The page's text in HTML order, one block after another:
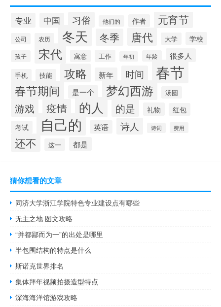
专业 中国 习俗 他们的 作者 元宵节
公司 农历 冬天 冬季 唐代 大学 学校
孩子 宋代 寓意 工作 年初 年龄 很多人
手机 技能 攻略 新年 时间 春节
春节期间 是一个 梦幻西游 汤圆
游戏 疫情 的人 的是 礼物
红包
考试
自己的 英语 诗人 诗词 费用
还不 这一 都是
猜你想看的文章
同济大学浙江学院特色专业建设点有哪些
无主之地 图文攻略
“并都鄙而为一”的出处是哪里
半包围结构的特点是什么
斯诺克世界排名
集体拜年视频拍摄造型特点
深海海洋馆游戏攻略